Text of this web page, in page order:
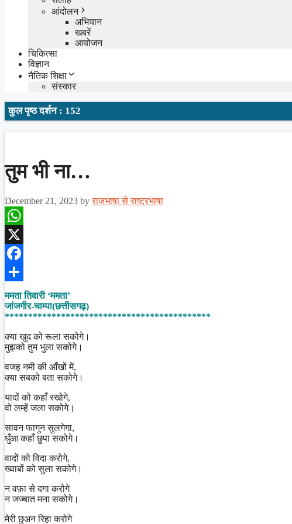
आंदोलन
अभियान
खबरें
आयोजन
चिकित्सा
विज्ञान
नैतिक शिक्षा
संस्कार
कुल पृष्ठ दर्शन : 152
तुम भी ना…
December 21, 2023 byराजभाषा से राष्ट्रभाषा
WhatsApp
X
Facebook
Share
ममता तिवारी ‘ममता’
जांजगीर-चाम्पा(छत्तीसगढ़)
********************************************
क्या खुद को रूला सकोगे।
मुझको तुम भुला सकोगे।
वजह नमी की आँखों में,
क्या सबको बता सकोगे।
यादों को कहाँ रखोगे,
वो लम्हें जला सकोगे।
सावन फागुन सुलगेगा,
धुँआ कहाँ छुपा सकोगे।
वादों को विदा करोगे,
ख्वाबों को सुला सकोगे।
न वफ़ा से दगा करोगे
न जज्बात मना सकोगे।
मेरी छुअन रिहा करोगे